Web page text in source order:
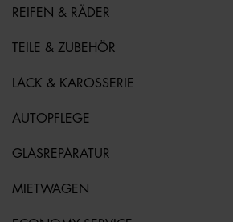
REIFEN & RÄDER
TEILE & ZUBEHÖR
LACK & KAROSSERIE
AUTOPFLEGE
GLASREPARATUR
MIETWAGEN